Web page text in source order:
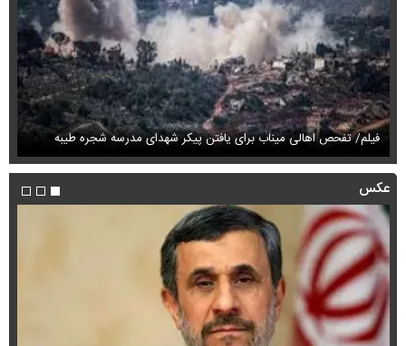
فیلم/ تفحص اهالی میناب برای یافتن پیکر شهدای مدرسه شجره طیبه
عکس